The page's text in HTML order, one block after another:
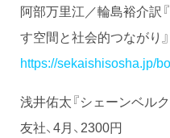
阿部万里江／輪島裕介訳
す空間と社会的つながり
https://sekaishisosha.jp/
浅井佑太『シェーンベルク
友社、4月、2300円